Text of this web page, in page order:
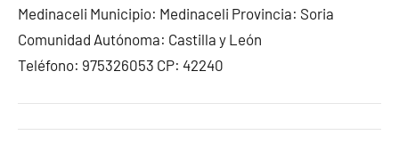
Medinaceli Municipio: Medinaceli Provincia: Soria
Comunidad Autónoma: Castilla y León
Teléfono: 975326053 CP: 42240